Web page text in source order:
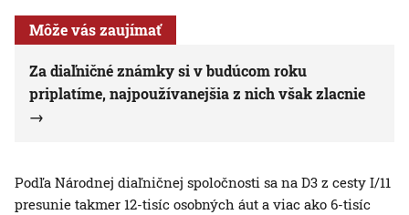
Môže vás zaujímať
Za diaľničné známky si v budúcom roku
priplatíme, najpoužívanejšia z nich však zlacnie
Podľa Národnej diaľničnej spoločnosti sa na D3 z cesty I/11
presunie takmer 12-tisíc osobných áut a viac ako 6-tisíc